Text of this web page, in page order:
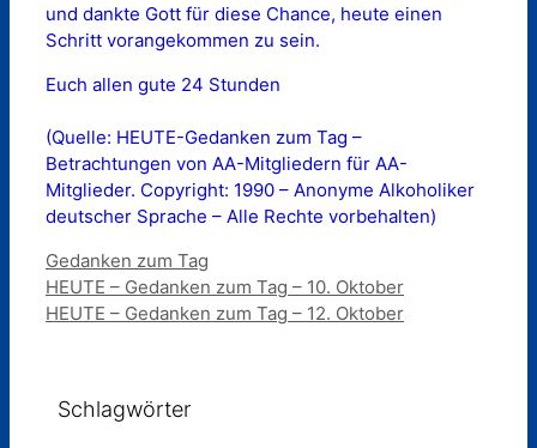
und dankte Gott für diese Chance, heute einen
Schritt vorangekommen zu sein.
Euch allen gute 24 Stunden
(Quelle: HEUTE-Gedanken zum Tag –
Betrachtungen von AA-Mitgliedern für AA-
Mitglieder. Copyright: 1990 – Anonyme Alkoholiker
deutscher Sprache – Alle Rechte vorbehalten)
Kategorien
Gedanken zum Tag
HEUTE – Gedanken zum Tag – 10. Oktober
HEUTE – Gedanken zum Tag – 12. Oktober
Schlagwörter